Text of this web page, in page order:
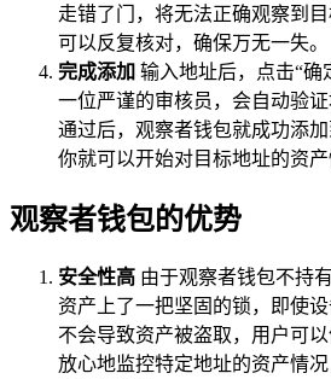
走错了门，将无法正确观察到
可以反复核对，确保万无一失。
完成添加 输入地址后，点击“确
一位严谨的审核员，会自动验
通过后，观察者钱包就成功添加
你就可以开始对目标地址的资产
观察者钱包的优势
安全性高 由于观察者钱包不持
资产上了一把坚固的锁，即使
不会导致资产被盗取，用户可以
放心地监控特定地址的资产情